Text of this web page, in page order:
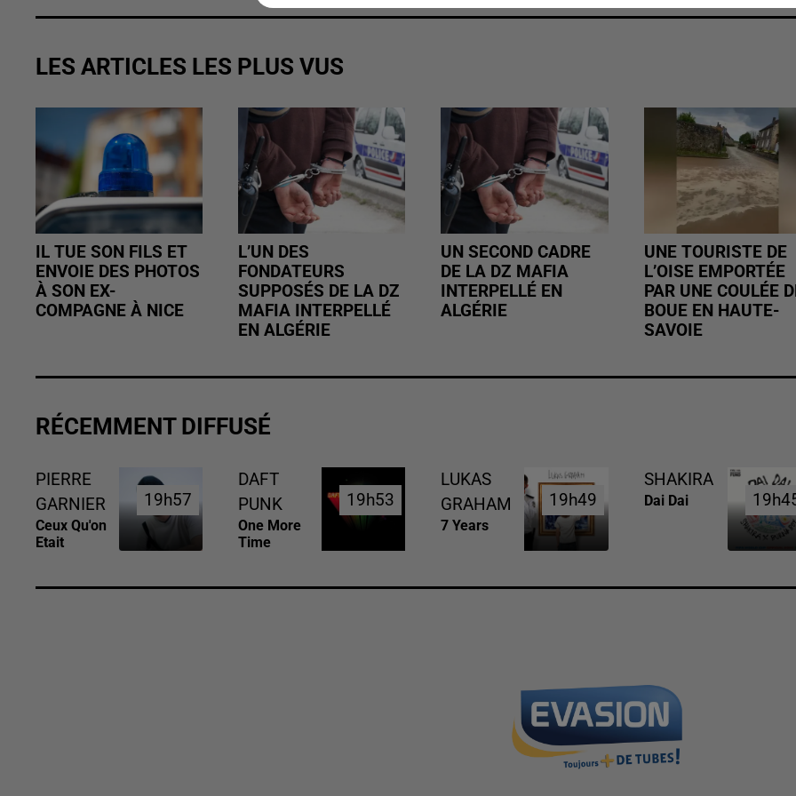
LES ARTICLES LES PLUS VUS
IL TUE SON FILS ET
ENVOIE DES PHOTOS
À SON EX-
COMPAGNE À NICE
L’UN DES
FONDATEURS
SUPPOSÉS DE LA DZ
MAFIA INTERPELLÉ
EN ALGÉRIE
UN SECOND CADRE
DE LA DZ MAFIA
INTERPELLÉ EN
ALGÉRIE
UNE TOURISTE DE
L’OISE EMPORTÉE
PAR UNE COULÉE
BOUE EN HAUTE-
SAVOIE
RÉCEMMENT DIFFUSÉ
PIERRE
GARNIER
Ceux Qu'on
Etait
19h57
19h57
DAFT
PUNK
One More
Time
19h53
19h53
LUKAS
GRAHAM
7 Years
19h49
19h49
SHAKIRA
Dai Dai